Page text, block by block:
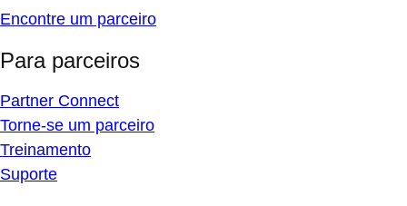
Encontre um parceiro
Para parceiros
Partner Connect
Torne-se um parceiro
Treinamento
Suporte